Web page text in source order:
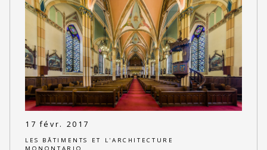
17 févr. 2017
LES BÂTIMENTS ET L'ARCHITECTURE
MONONTARIO